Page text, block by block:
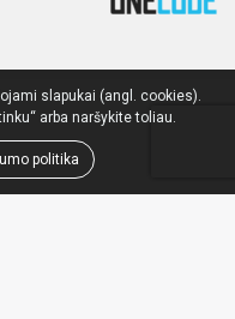
slapukai (angl. cookies).
arba naršykite toliau.
politika